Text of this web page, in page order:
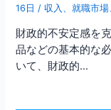
16日 / 収入 、就職市場
財政的不安定感を
品などの基本的な
いて、財政的…